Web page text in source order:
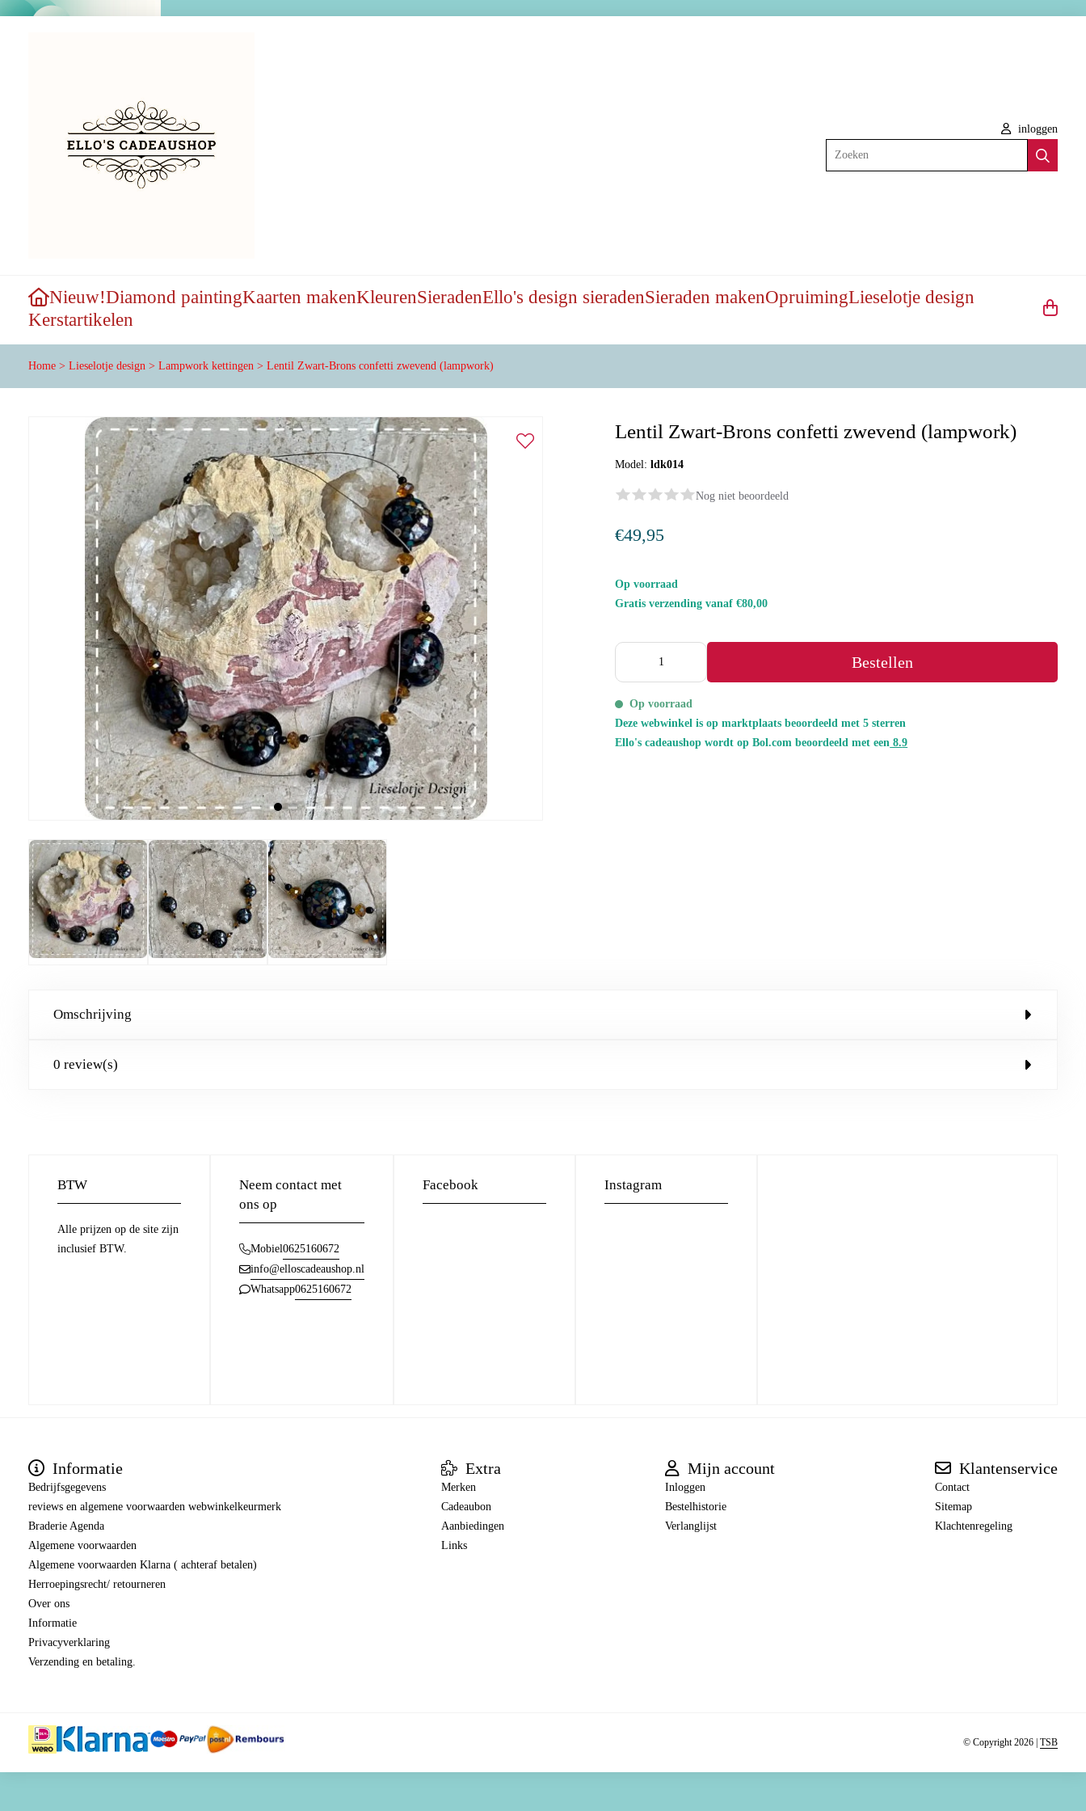
inloggen
Zoeken
Nieuw!Diamond paintingKaarten makenKleurenSieradenEllo's design sieradenSieraden makenOpruimingLieselotje design
Kerstartikelen
Home > Lieselotje design > Lampwork kettingen > Lentil Zwart-Brons confetti zwevend (lampwork)
Lentil Zwart-Brons confetti zwevend (lampwork)
Model:ldk014
Nog niet beoordeeld
€49,95
Op voorraad
Gratis verzending vanaf €80,00
Bestellen
Op voorraad
Deze webwinkel is op marktplaats beoordeeld met 5 sterren
Ello's cadeaushop wordt op Bol.com beoordeeld met een 8.9
Omschrijving
0 review(s)
BTW
Alle prijzen op de site zijn
inclusief BTW.
Neem contact met
ons op
Mobiel0625160672
info@elloscadeaushop.nl
Whatsapp0625160672
Facebook Instagram
Informatie
Bedrijfsgegevens
reviews en algemene voorwaarden webwinkelkeurmerk
Braderie Agenda
Algemene voorwaarden
Algemene voorwaarden Klarna ( achteraf betalen)
Herroepingsrecht/ retourneren
Over ons
Informatie
Privacyverklaring
Verzending en betaling.
Extra
Merken
Cadeaubon
Aanbiedingen
Links
Mijn account
Inloggen
Bestelhistorie
Verlanglijst
Klantenservice
Contact
Sitemap
Klachtenregeling
© Copyright 2026 | TSB